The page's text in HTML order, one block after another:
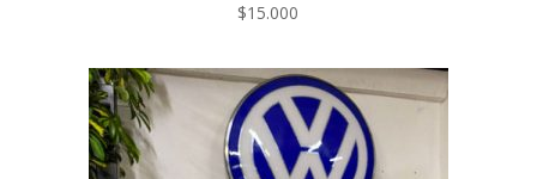
$15.000